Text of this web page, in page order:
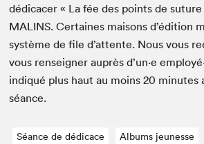
dédi­cac­er « La fée des points de suture
MALINS. Cer­taines maisons d’édi­tion
sys­tème de file d’at­tente. Nous vous
vous ren­seign­er auprès d’un·e
indiqué plus haut au moins20 min­utes
séance.
Séance de dédicace Albums jeunesse